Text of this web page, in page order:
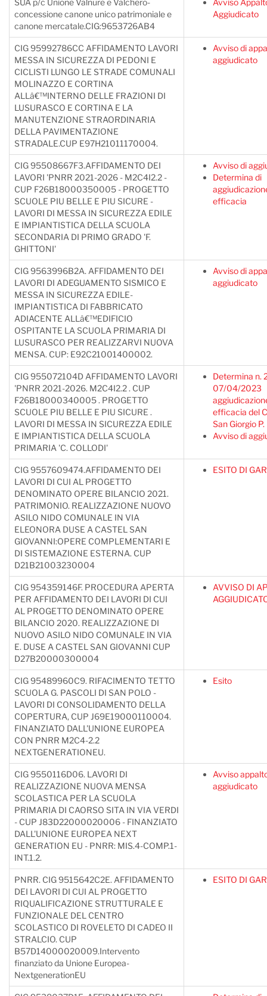
SUA p/c Unione Valnure e Valchero-
concessione canone unico patrimoniale e
canone mercatale.CIG:9653726AB4
Avviso
Aggiudicato
CIG 95992786CC AFFIDAMENTO LAVORI
MESSA IN SICUREZZA DI PEDONI E
CICLISTI LUNGO LE STRADE COMUNALI
MOLINAZZO E CORTINA
ALLâ€™INTERNO DELLE FRAZIONI DI
LUSURASCO E CORTINA E LA
MANUTENZIONE STRAORDINARIA
DELLA PAVIMENTAZIONE
STRADALE.CUP E97H21011170004.
Avviso di
aggiudicato
CIG 95508667F3.AFFIDAMENTO DEI
LAVORI 'PNRR 2021-2026 - M2C4I2.2 -
CUP F26B18000350005 - PROGETTO
SCUOLE PIU BELLE E PIU SICURE -
LAVORI DI MESSA IN SICUREZZA EDILE
E IMPIANTISTICA DELLA SCUOLA
SECONDARIA DI PRIMO GRADO 'F.
GHITTONI'
Avviso di
Determina di
efficacia
CIG 9563996B2A. AFFIDAMENTO DEI
LAVORI DI ADEGUAMENTO SISMICO E
MESSA IN SICUREZZA EDILE-
IMPIANTISTICA DI FABBRICATO
ADIACENTE ALLâ€™EDIFICIO
OSPITANTE LA SCUOLA PRIMARIA DI
LUSURASCO PER REALIZZARVI NUOVA
MENSA. CUP: E92C21001400002.
Avviso di
aggiudicato
CIG 955072104D AFFIDAMENTO LAVORI
'PNRR 2021-2026. M2C4I2.2 . CUP
F26B18000340005 . PROGETTO
SCUOLE PIU BELLE E PIU SICURE .
LAVORI DI MESSA IN SICUREZZA EDILE
E IMPIANTISTICA DELLA SCUOLA
PRIMARIA 'C. COLLODI'
Determina n.
07/04/2023
efficacia del
San Giorgio P.
Avviso di
CIG 9557609474.AFFIDAMENTO DEI
LAVORI DI CUI AL PROGETTO
DENOMINATO OPERE BILANCIO 2021.
PATRIMONIO. REALIZZAZIONE NUOVO
ASILO NIDO COMUNALE IN VIA
ELEONORA DUSE A CASTEL SAN
GIOVANNI:OPERE COMPLEMENTARI E
DI SISTEMAZIONE ESTERNA. CUP
D21B21003230004
ESITO DI
CIG 954359146F. PROCEDURA APERTA
PER AFFIDAMENTO DEI LAVORI DI CUI
AL PROGETTO DENOMINATO OPERE
BILANCIO 2020. REALIZZAZIONE DI
NUOVO ASILO NIDO COMUNALE IN VIA
E. DUSE A CASTEL SAN GIOVANNI CUP
D27B20000300004
AVVISO DI
CIG 95489960C9. RIFACIMENTO TETTO
SCUOLA G. PASCOLI DI SAN POLO -
LAVORI DI CONSOLIDAMENTO DELLA
COPERTURA, CUP J69E19000110004.
FINANZIATO DALL'UNIONE EUROPEA
CON PNRR M2C4-2.2
NEXTGENERATIONEU.
Esito
CIG 9550116D06. LAVORI DI
REALIZZAZIONE NUOVA MENSA
SCOLASTICA PER LA SCUOLA
PRIMARIA DI CAORSO SITA IN VIA VERDI
- CUP J83D22000020006 - FINANZIATO
DALL'UNIONE EUROPEA NEXT
GENERATION EU - PNRR: MIS.4-COMP.1-
INT.1.2.
Avviso
aggiudicato
PNRR. CIG 9515642C2E. AFFIDAMENTO
DEI LAVORI DI CUI AL PROGETTO
RIQUALIFICAZIONE STRUTTURALE E
FUNZIONALE DEL CENTRO
SCOLASTICO DI ROVELETO DI CADEO II
STRALCIO. CUP
B57D14000020009.Intervento
finanziato da Unione Europea-
NextgenerationEU
ESITO DI